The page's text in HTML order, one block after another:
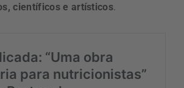
científicos e artísticos.